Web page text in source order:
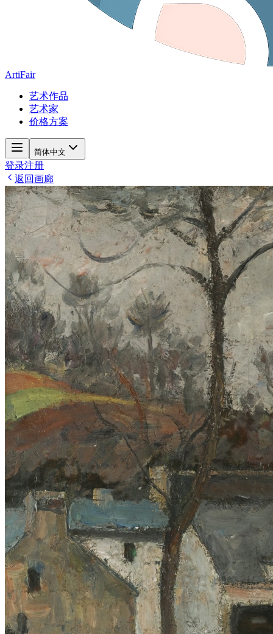
ArtiFair
艺术作品
艺术家
价格方案
简体中文
登录注册
返回画廊